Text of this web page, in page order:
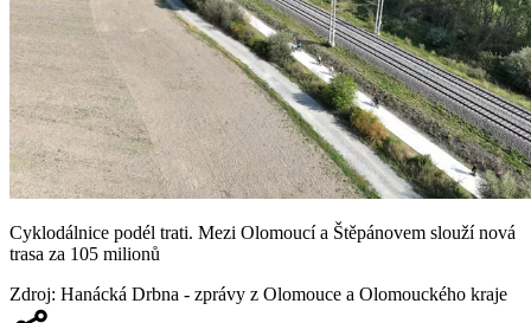
Cyklodálnice podél trati. Mezi Olomoucí a Štěpánovem slouží nová
trasa za 105 milionů
Zdroj: Hanácká Drbna - zprávy z Olomouce a Olomouckého kraje